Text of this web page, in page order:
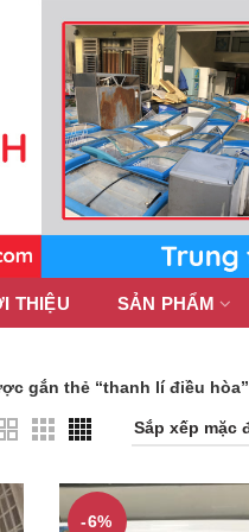
THIỆU SẢN PHẨM
gắn thẻ “thanh lí điều hòa”
-6%